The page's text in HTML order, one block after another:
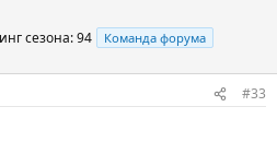
сезона: 94 Команда форума
#33